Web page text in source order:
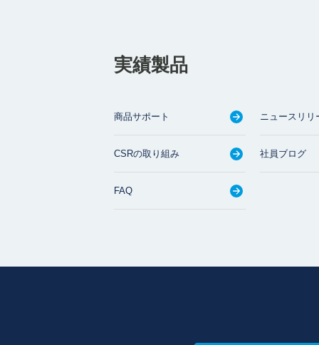
実績製品
商品サポート ニュースリリ
CSRの取り組み 社員ブログ
FAQ